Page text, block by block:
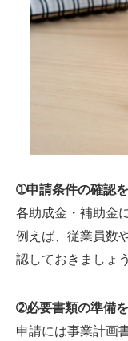
➀申請条件の確認
各助成金・補助金
例えば、従業員数
認しておきましょう
➁必要書類の準備
申請には事業計画